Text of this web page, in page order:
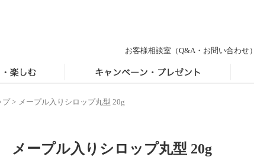
お客様相談室 （Q&A・お問い合わせ）
プ> メープル入りシロップ丸型 20g
メープル入りシロップ丸型 20g